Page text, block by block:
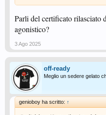
Parli del certificato rilasciato
agonistico?
3 Ago 2025
off-ready
Meglio un sedere gelato
genioboy ha scritto: ↑